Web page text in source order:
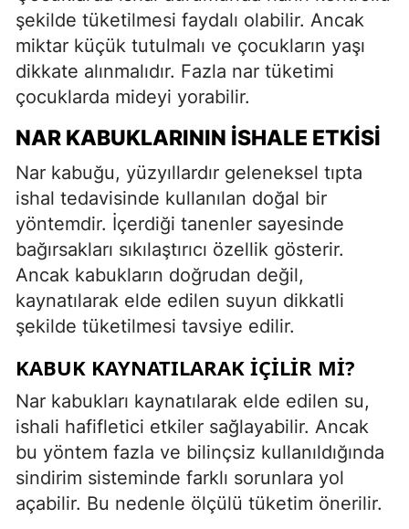
şekilde tüketilmesi faydalı olabilir. Ancak
miktar küçük tutulmalı ve çocukların yaşı
dikkate alınmalıdır. Fazla nar tüketimi
çocuklarda mideyi yorabilir.
NAR KABUKLARININ İSHALE ETKISI
Nar kabuğu, yüzyıllardır geleneksel tıpta
ishal tedavisinde kullanılan doğal bir
yöntemdir. İçerdiği tanenler sayesinde
bağırsakları sıkılaştırıcı özellik gösterir.
Ancak kabukların doğrudan değil,
kaynatılarak elde edilen suyun dikkatli
şekilde tüketilmesi tavsiye edilir.
KABUK KAYNATILARAK İÇILIR MI?
Nar kabukları kaynatılarak elde edilen su,
ishali hafifletici etkiler sağlayabilir. Ancak
bu yöntem fazla ve bilinçsiz kullanıldığında
sindirim sisteminde farklı sorunlara yol
açabilir. Bu nedenle ölçülü tüketim önerilir.